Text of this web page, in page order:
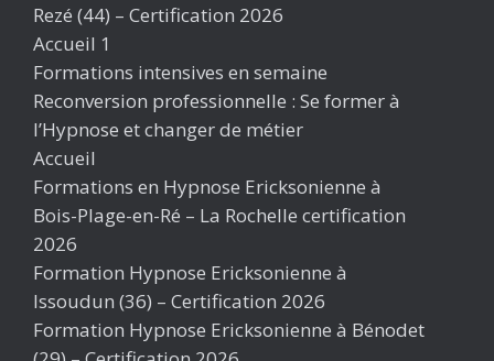
Rezé (44) – Certification 2026
Accueil 1
Formations intensives en semaine
Reconversion professionnelle : Se former à
l’Hypnose et changer de métier
Accueil
Formations en Hypnose Ericksonienne à
Bois-Plage-en-Ré – La Rochelle certification
2026
Formation Hypnose Ericksonienne à
Issoudun (36) – Certification 2026
Formation Hypnose Ericksonienne à Bénodet